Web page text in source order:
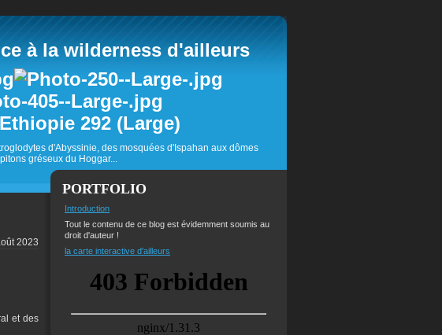
à la wilderness d'ailleurs
d'Abyssinie, des mosquées d'Ispahan aux dômes
gréseux du Hoggar...
2023
et des
PORTFOLIO
Introduction
Tout le contenu de ce blog est évidemment soumis au
droit d'auteur !
la carte interactive d'ailleurs